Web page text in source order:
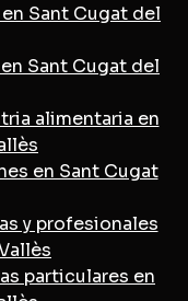
Sant Cugat del
Sant Cugat del
alimentaria en
en Sant Cugat
y profesionales
particulares en